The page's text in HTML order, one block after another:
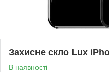
Захисне скло Lux
В наявності